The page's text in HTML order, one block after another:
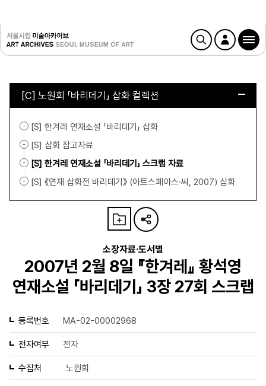
[C] 노원희 「바리데기」 삽화 컬렉션
[S] 한겨레 연재소설 「바리데기」 삽화
[S] 삽화 참고자료
[S] 한겨레 연재소설 「바리데기」 스크랩 자료
[S] 《연재 삽화전 바리데기》 (아트스페이스·씨, 2007) 삽화
소장자료·도서별
2007년 2월 8일 『한겨레』 황석영
연재소설 「바리데기」 3장 27회 스크랩
등록번호 MA-02-00002968
전자여부 전자
수집처 노원희